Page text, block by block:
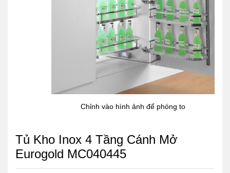
Chỉnh vào hình ảnh để phóng to
Tủ Kho Inox 4 Tầng Cánh Mở
Eurogold MC040445